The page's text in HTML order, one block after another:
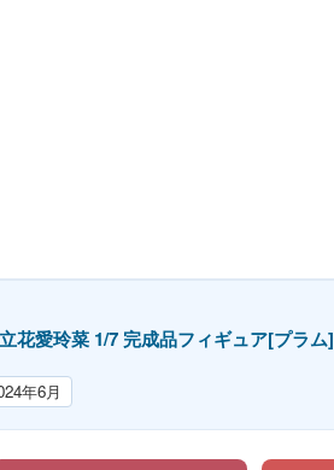
花愛玲菜 1/7 完成品フィギュア[プラム]
年6月